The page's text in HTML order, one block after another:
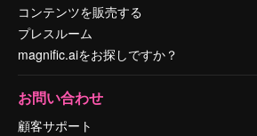
コンテンツを販売する
プレスルーム
magnific.aiをお探しですか？
お問い合わせ
顧客サポート